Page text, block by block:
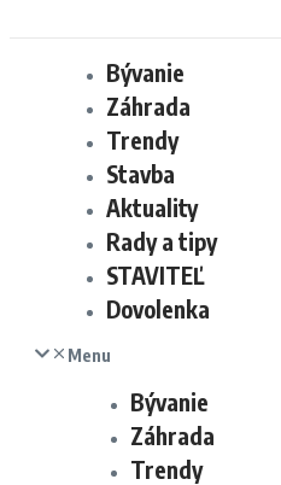
Bývanie
Záhrada
Trendy
Stavba
Aktuality
Rady a tipy
STAVITEĽ
Dovolenka
Menu
Bývanie
Záhrada
Trendy